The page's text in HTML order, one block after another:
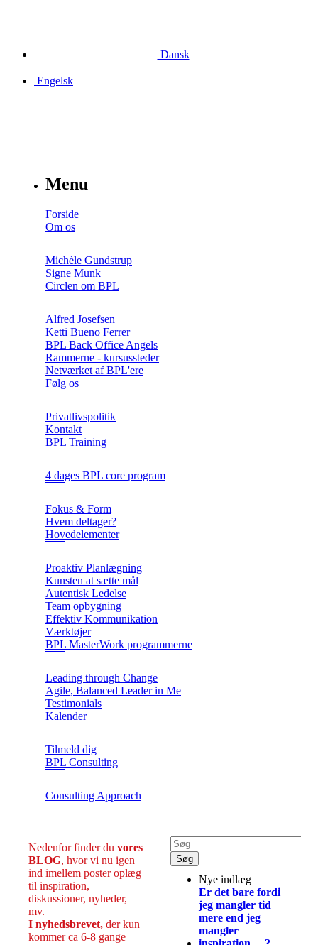
Dansk
Engelsk
Menu
Forside
Om os
Michèle Gundstrup
Signe Munk
Circlen om BPL
Alfred Josefsen
Ketti Bueno Ferrer
BPL Back Office Angels
Rammerne - kursussteder
Netværket af BPL'ere
Følg os
Privatlivspolitik
Kontakt
BPL Training
4 dages BPL core program
Fokus & Form
Hvem deltager?
Hovedelementer
Proaktiv Planlægning
Kunsten at sætte mål
Autentisk Ledelse
Team opbygning
Effektiv Kommunikation
Værktøjer
BPL MasterWork programmerne
Leading through Change
Agile, Balanced Leader in Me
Testimonials
Kalender
Tilmeld dig
BPL Consulting
Consulting Approach
Nedenfor finder du vores
BLOG, hvor vi nu igen
ind imellem poster oplæg
til inspiration,
diskussioner, nyheder,
mv.
I nyhedsbrevet, der kun
kommer ca 6-8 gange
Nye indlæg
Er det bare fordi
jeg mangler tid
mere end jeg
mangler